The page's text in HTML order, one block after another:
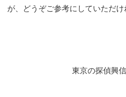
が、どうぞご参考にしていただけ
東京の探偵興